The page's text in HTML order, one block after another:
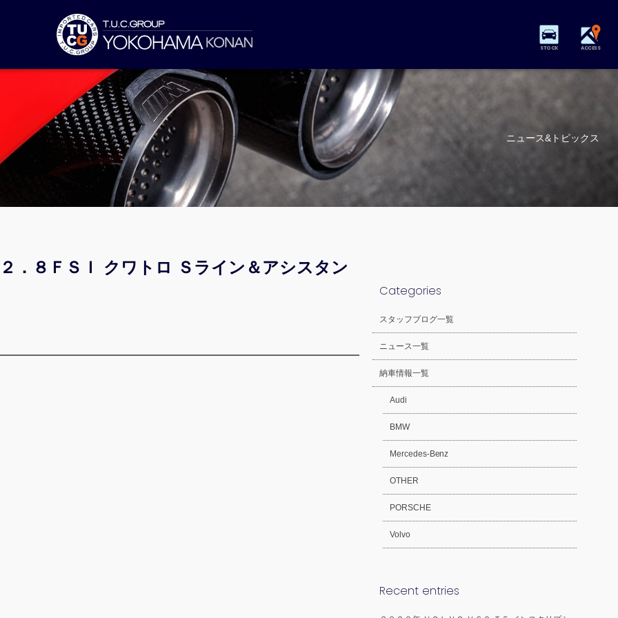
STOCK ACCESS
ニュース&トピックス
．８ＦＳＩ クワトロ Ｓライン＆アシスタン
Categories
スタッフブログ一覧
ニュース一覧
納車情報一覧
Audi
BMW
Mercedes-Benz
OTHER
PORSCHE
Volvo
Recent entries